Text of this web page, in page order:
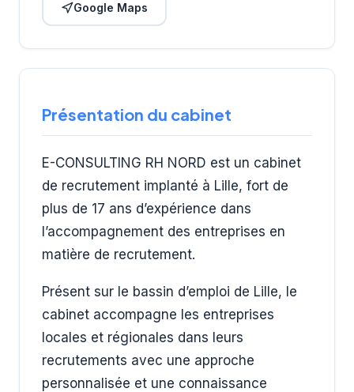
Google Maps
Présentation du cabinet
E-CONSULTING RH NORD est un cabinet
de recrutement implanté à Lille, fort de
plus de 17 ans d’expérience dans
l’accompagnement des entreprises en
matière de recrutement.
Présent sur le bassin d’emploi de Lille, le
cabinet accompagne les entreprises
locales et régionales dans leurs
recrutements avec une approche
personnalisée et une connaissance